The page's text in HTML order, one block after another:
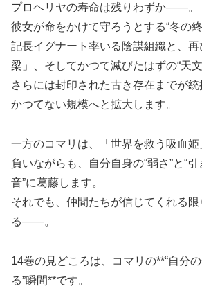
プロヘリヤの寿命は残りわずか――。
彼女が命をかけて守ろうとする“冬の
記長イグナート率いる陰謀組織と、
梁」、そしてかつて滅びたはずの“天文
さらには封印された古き存在までが
かつてない規模へと拡大します。
一方のコマリは、「世界を救う吸血
負いながらも、自分自身の“弱さ”と“
音”に葛藤します。
それでも、仲間たちが信じてくれる
る――。
14巻の見どころは、コマリの**“自分
る”瞬間**です。